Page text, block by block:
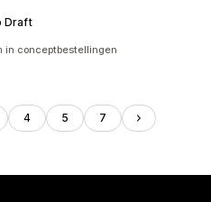
Draft
in conceptbestellingen
4 5 7